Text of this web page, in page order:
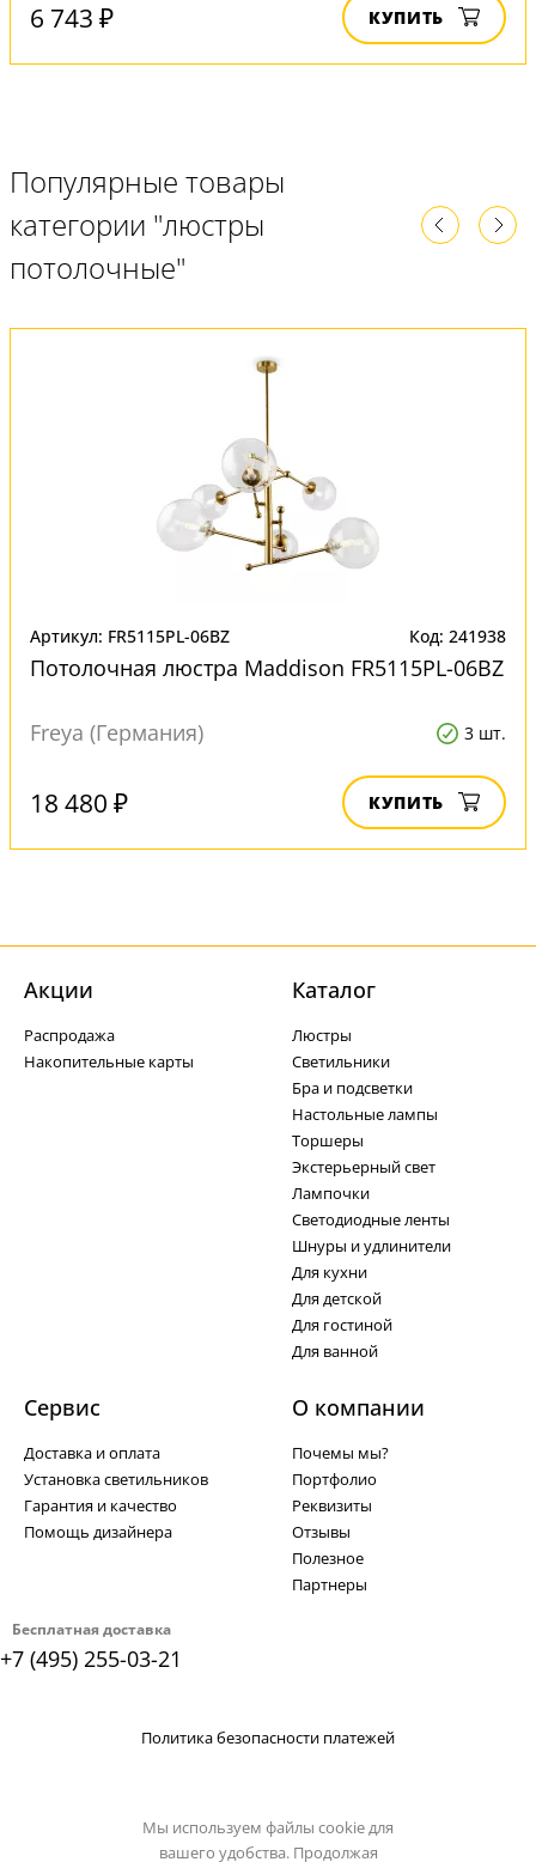
6 743 ₽ КУПИТЬ
Популярные товары
категории "люстры
потолочные"
Артикул: FR5115PL-06BZ Код: 241938
Потолочная люстра Maddison FR5115PL-06BZ
Freya (Германия) 3 шт.
18 480 ₽ КУПИТЬ
Бесплатная доставка
+7 (495) 255-03-21
Акции
Распродажа
Накопительные карты
Каталог
Люстры
Светильники
Бра и подсветки
Настольные лампы
Торшеры
Экстерьерный свет
Лампочки
Светодиодные ленты
Шнуры и удлинители
Для кухни
Для детской
Для гостиной
Для ванной
Сервис
Доставка и оплата
Установка светильников
Гарантия и качество
Помощь дизайнера
О компании
Почемы мы?
Портфолио
Реквизиты
Отзывы
Полезное
Партнеры
Политика безопасности платежей
Мы используем файлы cookie для
вашего удобства. Продолжая